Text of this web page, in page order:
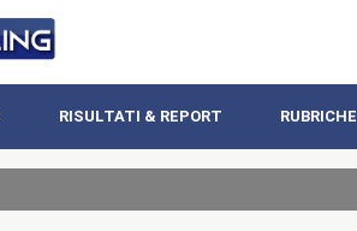
RISULTATI & REPORT RUBRICHE